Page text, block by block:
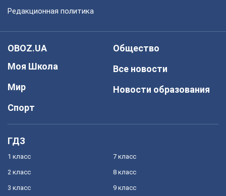
Редакционная политика
OBOZ.UA
Моя Школа
Мир
Спорт
Общество
Все новости
Новости образования
ГДЗ
1 класс
2 класс
3 класс
7 класс
8 класс
9 класс